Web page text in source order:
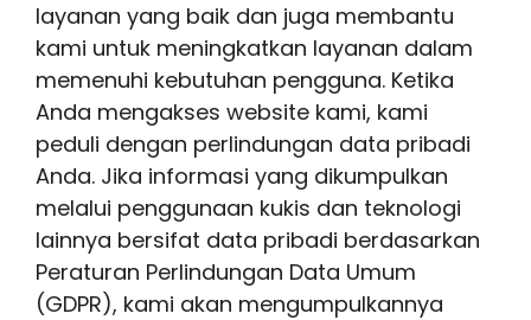
layanan yang baik dan juga membantu
kami untuk meningkatkan layanan dalam
memenuhi kebutuhan pengguna. Ketika
Anda mengakses website kami, kami
peduli dengan perlindungan data pribadi
Anda. Jika informasi yang dikumpulkan
melalui penggunaan kukis dan teknologi
lainnya bersifat data pribadi berdasarkan
Peraturan Perlindungan Data Umum
(GDPR), kami akan mengumpulkannya